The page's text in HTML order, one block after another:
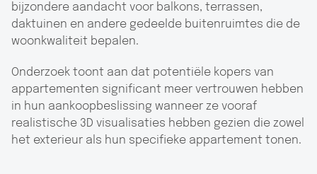
bijzondere aandacht voor balkons, terrassen,
daktuinen en andere gedeelde buitenruimtes die de
woonkwaliteit bepalen.
Onderzoek toont aan dat potentiële kopers van
appartementen significant meer vertrouwen hebben
in hun aankoopbeslissing wanneer ze vooraf
realistische 3D visualisaties hebben gezien die zowel
het exterieur als hun specifieke appartement tonen.